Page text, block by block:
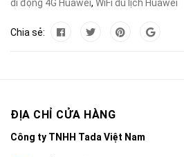
di động 4G Huawei, WiFi du lịch Huawei
Chia sẻ:
ĐỊA CHỈ CỬA HÀNG
Công ty TNHH Tada Việt Nam